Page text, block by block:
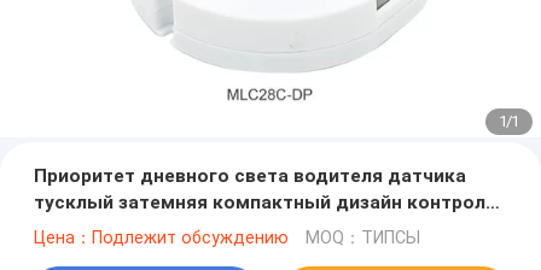
1/1
Приоритет дневного света водителя датчика
тусклый затемняя компактный дизайн контроля
постоянн настоящий привел водителя МЛК28К-
Цена：Подлежит обсуждению MOQ：ТИПСЫ